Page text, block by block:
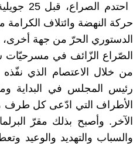
حركة ‏النهضة وائتلاف
الدستوري الحرّ من جهة أخرى،
الصّراع الزّائف في ‏مسرحيّات
من خلال ‏الاعتصام الذي
رئيس المجلس ‏في البداية
الأطراف التي ادّعى ‏كل طرف
الآخر. وأصبح ‏بذلك مقرّ
والسباب ‏والتهديد والوعيد